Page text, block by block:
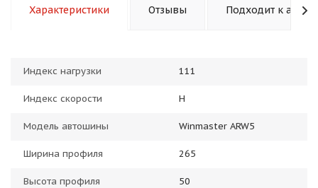
Характеристики Отзывы Подходит к авто
Индекс нагрузки 111
Индекс скорости H
Модель автошины Winmaster ARW5
Ширина профиля 265
Высота профиля 50